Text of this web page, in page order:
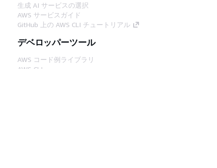
生成 AI サービスの選択
AWS サービスガイド
GitHub 上の AWS CLI チュートリアル
デベロッパーツール
AWS コード例ライブラリ
AWS CLI